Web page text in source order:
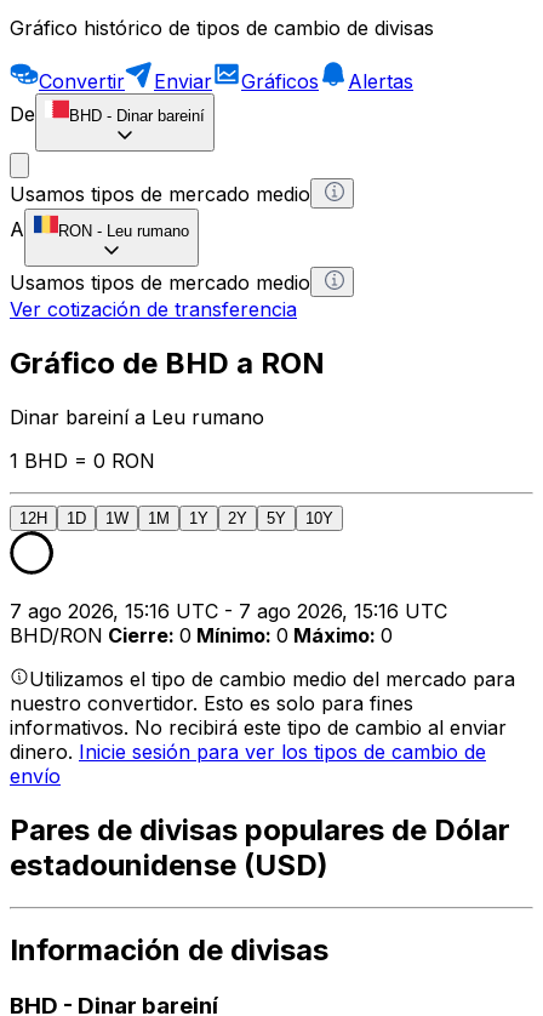
Gráfico histórico de tipos de cambio de divisas
Convertir Enviar Gráficos
Alertas
De
BHD - Dinar bareiní
Usamos tipos de mercado medio
A
RON - Leu rumano
Usamos tipos de mercado medio
Ver cotización de transferencia
Gráfico de BHD a RON
Dinar bareiní a Leu rumano
1 BHD = 0 RON
12H 1D 1W 1M 1Y 2Y 5Y 10Y
7 ago 2026, 15:16 UTC - 7 ago 2026, 15:16 UTC
BHD/RON Cierre: 0 Mínimo: 0 Máximo: 0
Utilizamos el tipo de cambio medio del mercado para
nuestro convertidor. Esto es solo para fines
informativos. No recibirá este tipo de cambio al enviar
dinero. Inicie sesión para ver los tipos de cambio de
envío
Pares de divisas populares de Dólar
estadounidense (USD)
Información de divisas
BHD - Dinar bareiní